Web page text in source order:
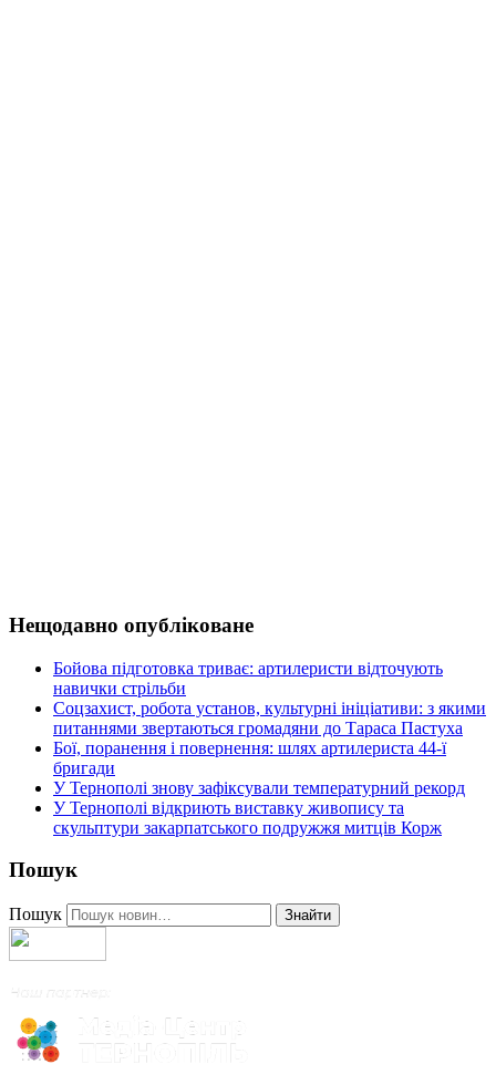
Нещодавно опубліковане
Бойова підготовка триває: артилеристи відточують
навички стрільби
Соцзахист, робота установ, культурні ініціативи: з якими
питаннями звертаються громадяни до Тараса Пастуха
Бої, поранення і повернення: шлях артилериста 44-ї
бригади
У Тернополі знову зафіксували температурний рекорд
У Тернополі відкриють виставку живопису та
скульптури закарпатського подружжя митців Корж
Пошук
Пошук Знайти